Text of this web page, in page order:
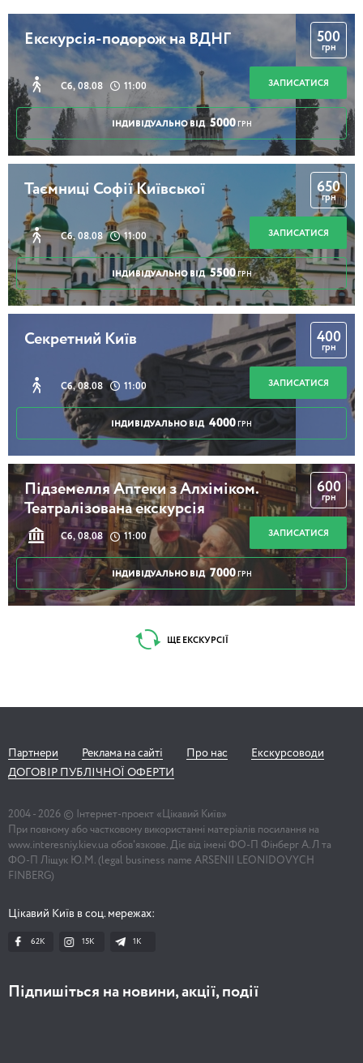
Екскурсія-подорож на ВДНГ
Сб, 08.08 11:00
500
грн
ЗАПИСАТИСЯ
ІНДИВІДУАЛЬНО ВІД 5000 ГРН
Таємниці Софії Київської
Сб, 08.08 11:00
650
грн
ЗАПИСАТИСЯ
ІНДИВІДУАЛЬНО ВІД 5500 ГРН
Секретний Київ
Сб, 08.08 11:00
400
грн
ЗАПИСАТИСЯ
ІНДИВІДУАЛЬНО ВІД 4000 ГРН
Підземелля Аптеки з Алхіміком.
Театралізована екскурсія
Сб, 08.08 11:00
600
грн
ЗАПИСАТИСЯ
ІНДИВІДУАЛЬНО ВІД 7000 ГРН
ЩЕ ЕКСКУРСІЇ
Партнери Реклама на сайті Про нас
Екскурсоводи
ДОГОВІР ПУБЛІЧНОЇ ОФЕРТИ
2004 - 2026 © Інтернет-проект «Цікавий Київ»
При повному або частковому використанні матеріалів посилання на
www.interesniy.kiev.ua обов'язкове. Діє від імені ФО-П Фінберг А.Л та
ФО-П Ліщук Ю.М. (legal business name ARSENII LEONIDOVYCH
FINBERG)
Цікавий Київ в соц. мережах:
62K 15K 1К
Підпишіться на новини, акції, події